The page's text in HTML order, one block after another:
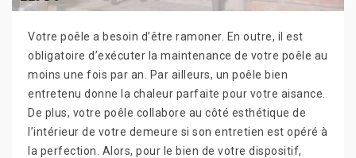
Votre poêle a besoin d’être ramoner. En outre, il est
obligatoire d’exécuter la maintenance de votre poêle au
moins une fois par an. Par ailleurs, un poêle bien
entretenu donne la chaleur parfaite pour votre aisance.
De plus, votre poêle collabore au côté esthétique de
l’intérieur de votre demeure si son entretien est opéré à
la perfection. Alors, pour le bien de votre dispositif,